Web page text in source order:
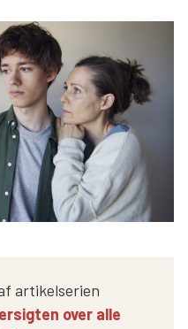
artikelserien
over alle